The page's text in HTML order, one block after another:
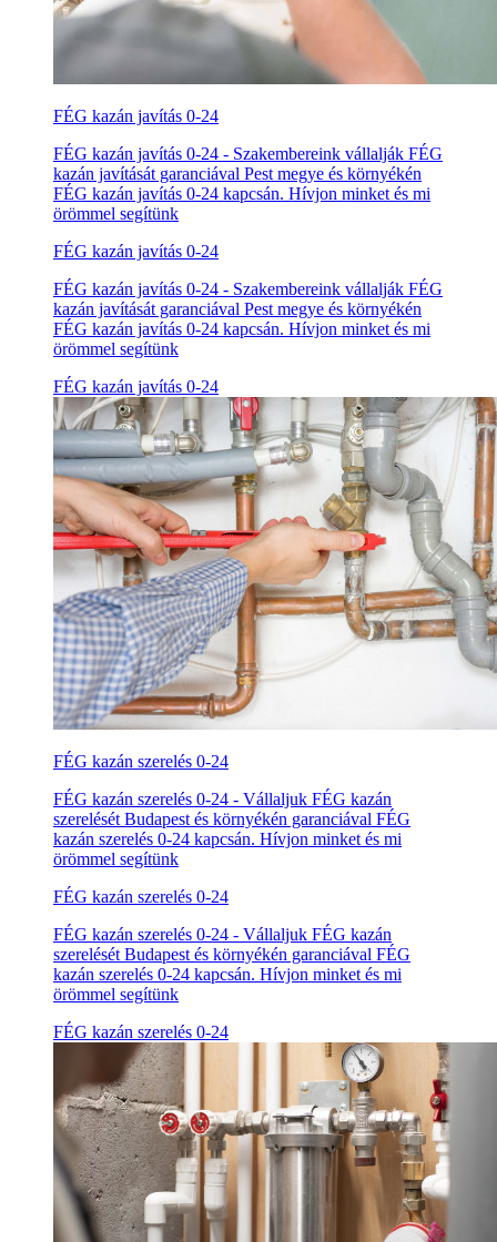
FÉG kazán javítás 0-24
FÉG kazán javítás 0-24 - Szakembereink vállalják FÉG
kazán javítását garanciával Pest megye és környékén
FÉG kazán javítás 0-24 kapcsán. Hívjon minket és mi
örömmel segítünk
FÉG kazán javítás 0-24
FÉG kazán javítás 0-24 - Szakembereink vállalják FÉG
kazán javítását garanciával Pest megye és környékén
FÉG kazán javítás 0-24 kapcsán. Hívjon minket és mi
örömmel segítünk
FÉG kazán javítás 0-24
FÉG kazán szerelés 0-24
FÉG kazán szerelés 0-24 - Vállaljuk FÉG kazán
szerelését Budapest és környékén garanciával FÉG
kazán szerelés 0-24 kapcsán. Hívjon minket és mi
örömmel segítünk
FÉG kazán szerelés 0-24
FÉG kazán szerelés 0-24 - Vállaljuk FÉG kazán
szerelését Budapest és környékén garanciával FÉG
kazán szerelés 0-24 kapcsán. Hívjon minket és mi
örömmel segítünk
FÉG kazán szerelés 0-24